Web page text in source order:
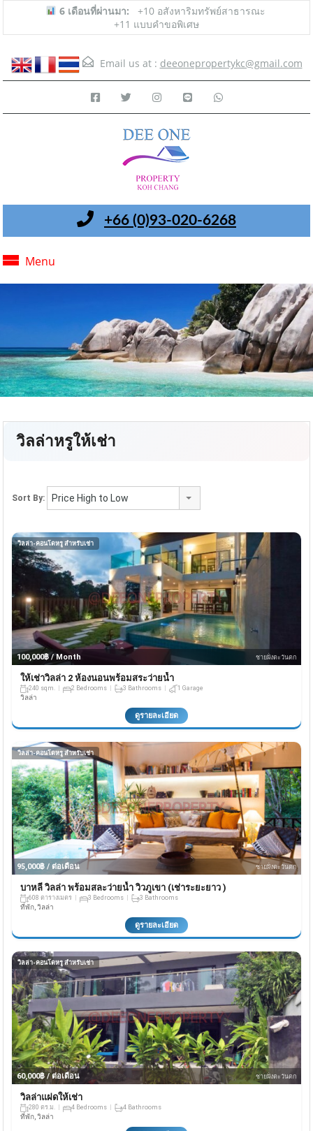
6 เดือนที่ผ่านมา:
+10 อสังหาริมทรัพย์สาธารณะ
+11 แบบคำขอพิเศษ
Email us at : deeonepropertykc@gmail.com
+66 (0)93-020-6268
Menu
วิลล่าหรูให้เช่า
Sort By: Price High to Low
วิลล่า-คอนโดหรู สำหรับเช่า
100,000฿ / Month ชายฝั่งตะวันตก
ให้เช่าวิลล่า 2 ห้องนอนพร้อมสระว่ายน้ำ
240 sqm. 2 Bedrooms 3 Bathrooms 1 Garage
วิลล่า
ดูรายละเอียด
วิลล่า-คอนโดหรู สำหรับเช่า
95,000฿ / ต่อเดือน ชายฝั่งตะวันตก
บาหลี วิลล่า พร้อมสละว่ายน้ำ วิวภูเขา (เช่าระยะยาว )
608 ตารางเมตร 3 Bedrooms 3 Bathrooms
ที่พัก, วิลล่า
ดูรายละเอียด
วิลล่า-คอนโดหรู สำหรับเช่า
60,000฿ / ต่อเดือน ชายฝั่งตะวันตก
วิลล่าแฝดให้เช่า
280 ตร.ม. 4 Bedrooms 4 Bathrooms
ที่พัก, วิลล่า